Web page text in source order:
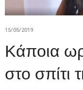
15/05/2019
Κάποια
στο σπίτι